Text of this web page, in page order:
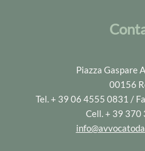
Piazza Gaspare
00156
Tel. + 39 06 4555 0831 /
Cell. + 39 370